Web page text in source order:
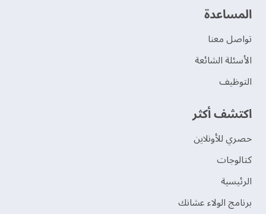
‫المساعدة‬
تواصل معنا
الأسئلة الشائعة
التوظيف
اكتشف أكثر
حصري للأونلاين
‫كتالوجات‬
الرئيسية
برنامج الولاء عشانك